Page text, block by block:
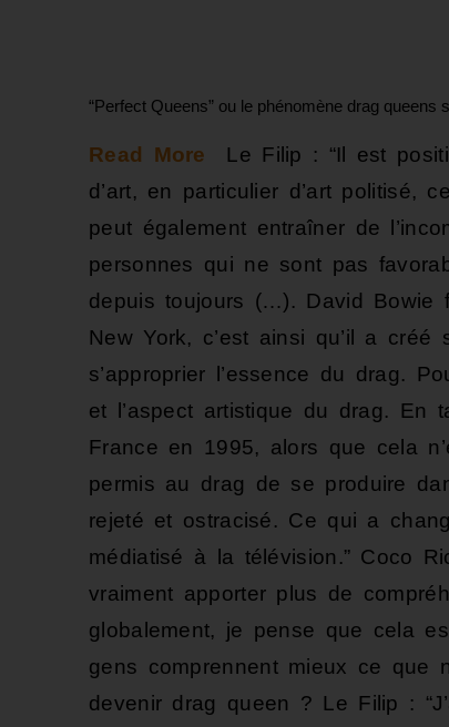
“Perfect Queens” ou le phénomène drag queens
Read More Le Filip : “Il est
d’art, en particulier d’art politisé,
peut également entraîner de
personnes qui ne sont pas
depuis toujours (…). David Bowie
New York, c’est ainsi qu’il a
s’approprier l’essence du drag.
et l’aspect artistique du drag. En
France en 1995, alors que cela
permis au drag de se produire
rejeté et ostracisé. Ce qui a
médiatisé à la télévision.” Coco
vraiment apporter plus de
globalement, je pense que cela
gens comprennent mieux ce que
devenir drag queen ? Le Filip :